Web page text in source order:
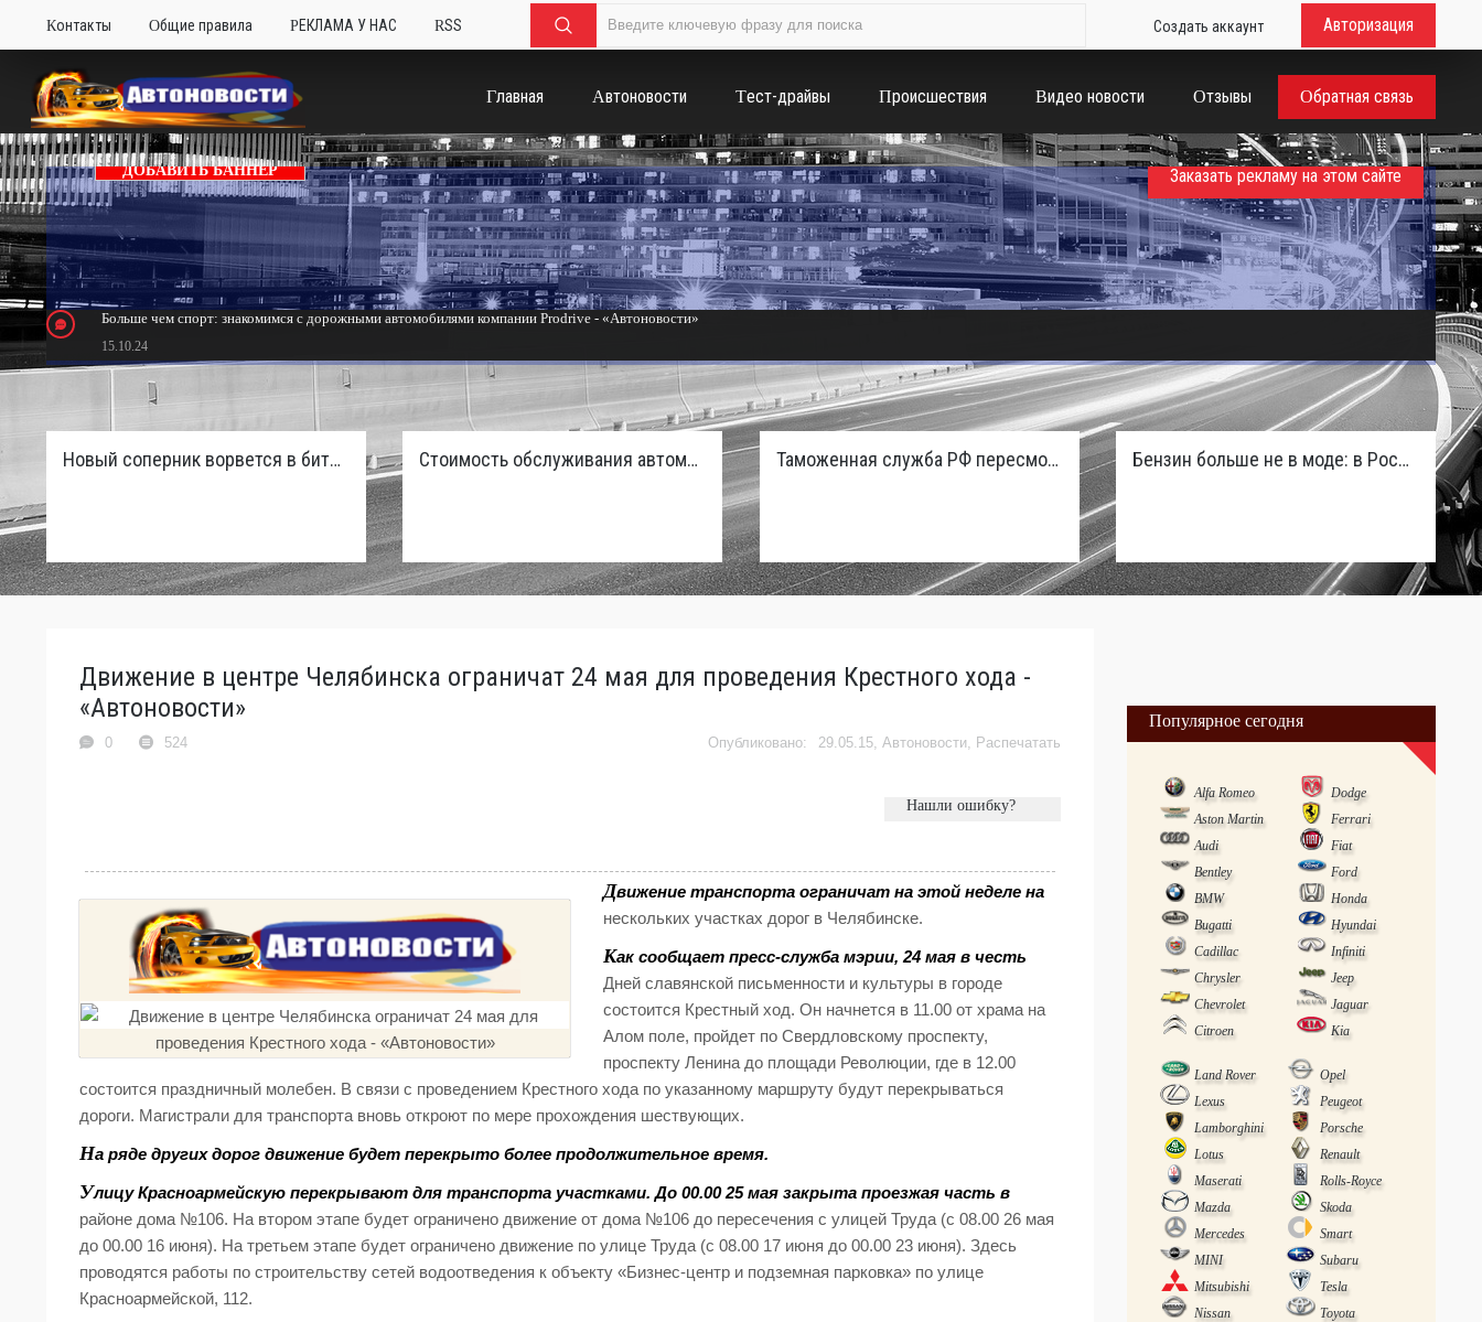
Контакты Общие правила РЕКЛАМА У НАС RSS Создать аккаунт Авторизация
Главная Автоновости Тест-драйвы Происшествия Видео новости Отзывы Обратная связь
ДОБАВИТЬ БАННЕР
Больше чем спорт: знакомимся с дорожными автомобилями компании Prodrive - «Автоновости»
15.10.24
Тюнинг Mitsubishi Eclipse. Самый быстрый передний привод России с бензиновым мотором - «Тюнинг и автоспорт»
Заказать рекламу на этом сайте
Новый соперник ворвется в битву пикапов: Sinotruk S7 с дизелем и 4×4 готовят к старту в России Стоимость обслуживания автомобилей в России вырастет из-за дефицита кадров Таможенная служба РФ пересмотрела правила ввоза машин из ЕАЭС и начисляет пени покупателям Бензин больше не в моде: в России зафиксирован взрывной отказ от двигателей внутреннего сгорания
Движение в центре Челябинска ограничат 24 мая для проведения Крестного хода -
«Автоновости»
29.05.15, Автоновости, Распечатать
0 524
Нашли ошибку?
Движение транспорта ограничат на этой неделе на
нескольких участках дорог в Челябинске.
Как сообщает пресс-служба мэрии, 24 мая в честь
Дней славянской письменности и культуры в городе
состоится Крестный ход. Он начнется в 11.00 от храма на
Алом поле, пройдет по Свердловскому проспекту,
проспекту Ленина до площади Революции, где в 12.00
состоится праздничный молебен. В связи с проведением Крестного хода по указанному маршруту будут перекрываться
дороги. Магистрали для транспорта вновь откроют по мере прохождения шествующих.
На ряде других дорог движение будет перекрыто более продолжительное время.
Улицу Красноармейскую перекрывают для транспорта участками. До 00.00 25 мая закрыта проезжая часть в
районе дома №106. На втором этапе будет ограничено движение от дома №106 до пересечения с улицей Труда (с 08.00 26 мая
до 00.00 16 июня). На третьем этапе будет ограничено движение по улице Труда (с 08.00 17 июня до 00.00 23 июня). Здесь
проводятся работы по строительству сетей водоотведения к объекту «Бизнес-центр и подземная парковка» по улице
Красноармейской, 112.
Популярное сегодня
Alfa Romeo
Dodge
Aston Martin
Ferrari
Audi
Fiat
Bentley
Ford
BMW
Honda
Bugatti
Hyundai
Cadillac
Infiniti
Chrysler
Jeep
Chevrolet
Jaguar
Citroen
Kia
Land Rover
Opel
Lexus
Peugeot
Lamborghini
Porsche
Lotus
Renault
Maserati
Rolls-Royce
Mazda
Skoda
Mercedes
Smart
MINI
Subaru
Mitsubishi
Tesla
Nissan
Toyota